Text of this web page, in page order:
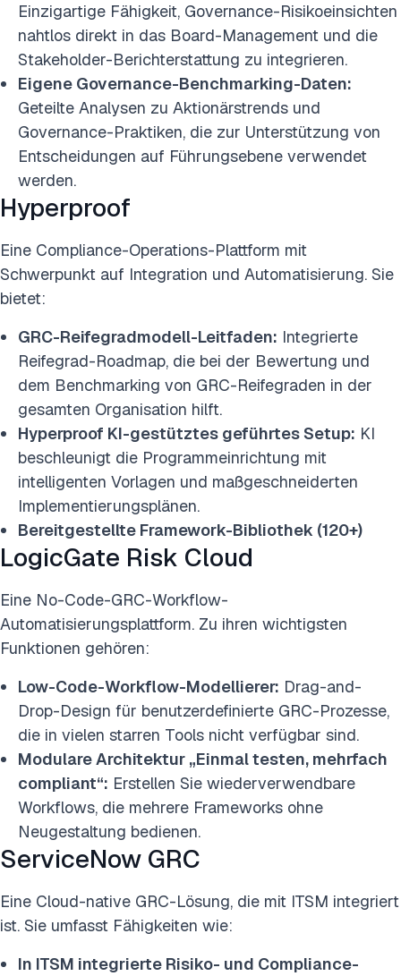
Einzigartige Fähigkeit, Governance-Risikoeinsichten
nahtlos direkt in das Board-Management und die
Stakeholder-Berichterstattung zu integrieren.
Eigene Governance-Benchmarking-Daten:
Geteilte Analysen zu Aktionärstrends und
Governance-Praktiken, die zur Unterstützung von
Entscheidungen auf Führungsebene verwendet
werden.
Hyperproof
Eine Compliance-Operations-Plattform mit
Schwerpunkt auf Integration und Automatisierung. Sie
bietet:
GRC-Reifegradmodell-Leitfaden: Integrierte
Reifegrad-Roadmap, die bei der Bewertung und
dem Benchmarking von GRC-Reifegraden in der
gesamten Organisation hilft.
Hyperproof KI-gestütztes geführtes Setup: KI
beschleunigt die Programmeinrichtung mit
intelligenten Vorlagen und maßgeschneiderten
Implementierungsplänen.
Bereitgestellte Framework-Bibliothek (120+)
LogicGate Risk Cloud
Eine No-Code-GRC-Workflow-
Automatisierungsplattform. Zu ihren wichtigsten
Funktionen gehören:
Low-Code-Workflow-Modellierer: Drag-and-
Drop-Design für benutzerdefinierte GRC-Prozesse,
die in vielen starren Tools nicht verfügbar sind.
Modulare Architektur „Einmal testen, mehrfach
compliant“: Erstellen Sie wiederverwendbare
Workflows, die mehrere Frameworks ohne
Neugestaltung bedienen.
ServiceNow GRC
Eine Cloud-native GRC-Lösung, die mit ITSM integriert
ist. Sie umfasst Fähigkeiten wie:
In ITSM integrierte Risiko- und Compliance-